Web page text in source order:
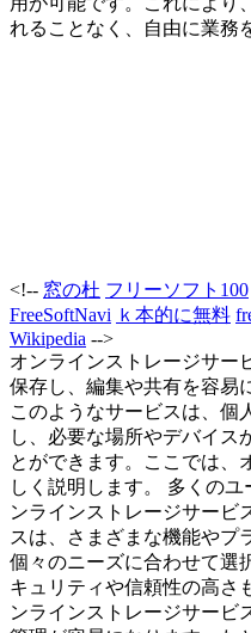
れることなく、自由に業務
<!-- 窓の杜 フリーソフト100
FreeSoftNavi ｋ本的に無料
Wikipedia -->
オンラインストレージサー
保存し、編集や共有を容易
このようなサービスは、個
し、必要な場所やデバイス
とができます。ここでは、
しく説明します。 多くの
ンラインストレージサービ
スは、さまざまな機能やプ
個々のニーズに合わせて選
キュリティや信頼性の高さ
ンラインストレージサービ